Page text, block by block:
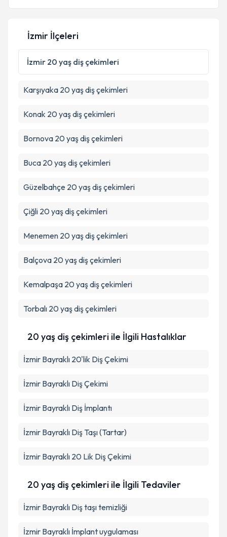
Kişisel verilerimin işlenmesine ilişkinAydınlatma
Metni
'ni okudum ve kişisel verilerimin belirtilen
kapsamda işlenmesini kabul ediyorum.
İzmir İlçeleri
İzmir 20 yaş diş çekimleri
Karşıyaka 20 yaş diş çekimleri
Konak 20 yaş diş çekimleri
Bornova 20 yaş diş çekimleri
Buca 20 yaş diş çekimleri
Güzelbahçe 20 yaş diş çekimleri
Çiğli 20 yaş diş çekimleri
Menemen 20 yaş diş çekimleri
Balçova 20 yaş diş çekimleri
Kemalpaşa 20 yaş diş çekimleri
Torbalı 20 yaş diş çekimleri
20 yaş diş çekimleri ile İlgili Hastalıklar
İzmir Bayraklı 20'lik Diş Çekimi
İzmir Bayraklı Diş Çekimi
İzmir Bayraklı Diş İmplantı
İzmir Bayraklı Diş Taşı (Tartar)
İzmir Bayraklı 20 Lik Diş Çekimi
20 yaş diş çekimleri ile İlgili Tedaviler
İzmir Bayraklı Diş taşı temizliği
İzmir Bayraklı İmplant uygulaması